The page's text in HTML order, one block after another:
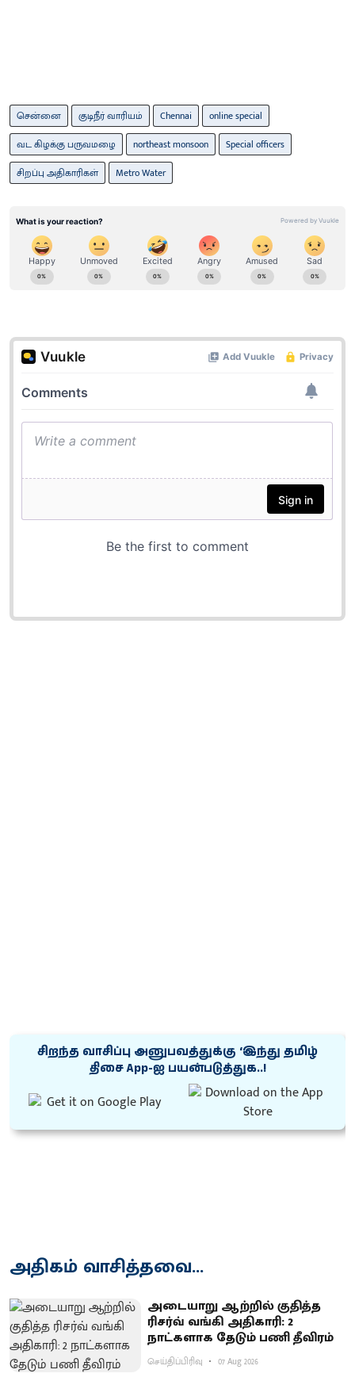
சென்னை குடிநீர் வாரியம் Chennai
online special
வட கிழக்கு பருவமழை
northeast monsoon
Special officers
சிறப்பு அதிகாரிகள்
Metro Water
சிறந்த வாசிப்பு அனுபவத்துக்கு ‘இந்து தமிழ்
திசை App-ஐ பயன்படுத்துக..!
அதிகம் வாசித்தவை...
அடையாறு ஆற்றில் குதித்த
ரிசர்வ் வங்கி அதிகாரி: 2
நாட்களாக தேடும் பணி தீவிரம்
செய்திப்பிரிவு 07 Aug 2026